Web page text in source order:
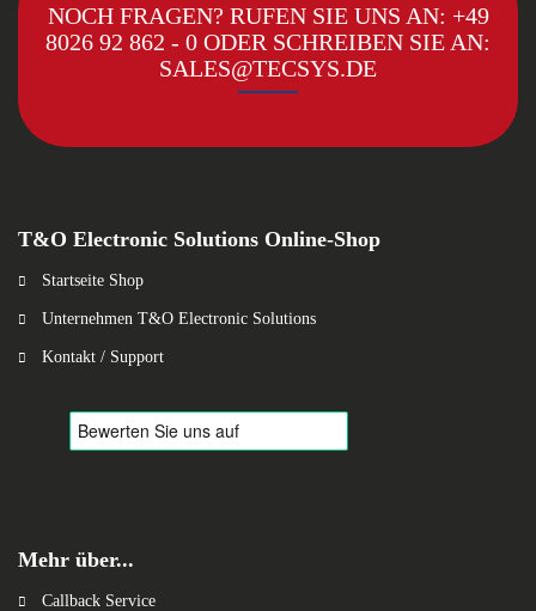
NOCH FRAGEN? RUFEN SIE UNS AN: +49
8026 92 862 - 0 ODER SCHREIBEN SIE AN:
SALES@TECSYS.DE
T&O Electronic Solutions Online-Shop
Startseite Shop
Unternehmen T&O Electronic Solutions
Kontakt / Support
Mehr über...
Callback Service